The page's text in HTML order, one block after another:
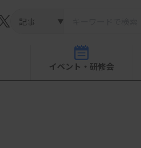
▼
イベント・研修会